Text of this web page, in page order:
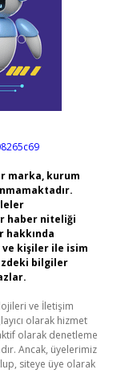
marka, kurum
haber niteliği
hakkında
ve kişiler ile isim
bilgiler
ve İletişim
olarak hizmet
olarak denetleme
Ancak, üyelerimiz
siteye üye olarak